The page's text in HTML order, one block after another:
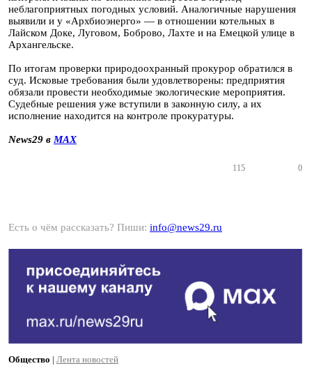
неблагоприятных погодных условий. Аналогичные нарушения
выявили и у «Архбиоэнерго» — в отношении котельных в
Лайском Доке, Луговом, Боброво, Лахте и на Емецкой улице в
Архангельске.
По итогам проверки природоохранный прокурор обратился в
суд. Исковые требования были удовлетворены: предприятия
обязали провести необходимые экологические мероприятия.
Судебные решения уже вступили в законную силу, а их
исполнение находится на контроле прокуратуры.
News29 в MAX
115 0
Есть о чём рассказать? Пиши: info@news29.ru
Общество | Лента новостей